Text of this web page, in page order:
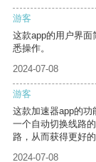
游客
这款app的用户界
悉操作。
2024-07-08
游客
这款加速器app的
一个自动切换线路
路，从而获得更好的
2024-07-08